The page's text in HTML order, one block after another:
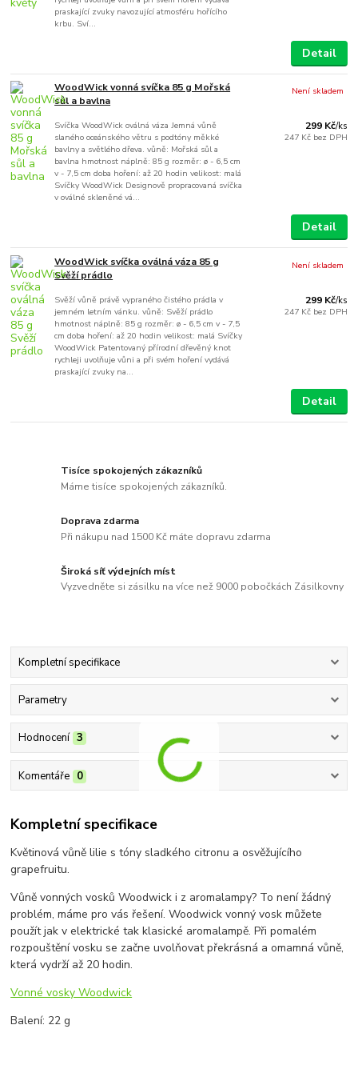
praskající zvuky navozující atmosféru hořícího
krbu. Sví...
Detail
WoodWick vonná svíčka 85 g Mořská
sůl a bavlna
Svíčka WoodWick oválná váza Jemná vůně
slaného oceánského větru s podtóny měkké
bavlny a světlého dřeva. vůně: Mořská sůl a
bavlna hmotnost náplně: 85 g rozměr: ø - 6,5 cm
v - 7,5 cm doba hoření: až 20 hodin velikost: malá
Svíčky WoodWick Designově propracovaná svíčka
v oválné skleněné vá...
299 Kč/ks
247 Kč bez DPH
Není skladem
Detail
WoodWick svíčka oválná váza 85 g
Svěží prádlo
Svěží vůně právě vypraného čistého prádla v
jemném letním vánku. vůně: Svěží prádlo
hmotnost náplně: 85 g rozměr: ø - 6,5 cm v - 7,5
cm doba hoření: až 20 hodin velikost: malá Svíčky
WoodWick Patentovaný přírodní dřevěný knot
rychleji uvolňuje vůni a při svém hoření vydává
praskající zvuky na...
299 Kč/ks
247 Kč bez DPH
Není skladem
Detail
Tisíce spokojených zákazníků
Máme tisíce spokojených zákazníků.
Doprava zdarma
Při nákupu nad 1500 Kč máte dopravu zdarma
Široká síť výdejních míst
Vyzvedněte si zásilku na více než 9000 pobočkách Zásilkovny
Kompletní specifikace
Parametry
Hodnocení 3
Komentáře 0
Kompletní specifikace
Květinová vůně lilie s tóny sladkého citronu a osvěžujícího
grapefruitu.
Vůně vonných vosků Woodwick i z aromalampy? To není žádný
problém, máme pro vás řešení. Woodwick vonný vosk můžete
použít jak v elektrické tak klasické aromalampě. Při pomalém
rozpouštění vosku se začne uvolňovat překrásná a omamná vůně,
která vydrží až 20 hodin.
Vonné vosky Woodwick
Balení: 22 g